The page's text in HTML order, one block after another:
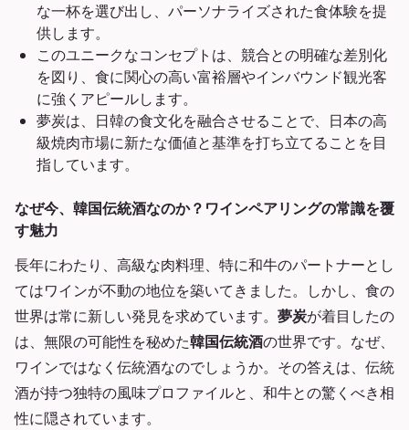
な一杯を選び出し、パーソナライズされた食体験を提
供します。
このユニークなコンセプトは、競合との明確な差別化
を図り、食に関心の高い富裕層やインバウンド観光客
に強くアピールします。
夢炭は、日韓の食文化を融合させることで、日本の高
級焼肉市場に新たな価値と基準を打ち立てることを目
指しています。
なぜ今、韓国伝統酒なのか？ワインペアリングの常識を覆
す魅力
長年にわたり、高級な肉料理、特に和牛のパートナーとし
てはワインが不動の地位を築いてきました。しかし、食の
世界は常に新しい発見を求めています。 夢炭が着目したの
は、無限の可能性を秘めた韓国伝統酒の世界です。なぜ、
ワインではなく伝統酒なのでしょうか。その答えは、伝統
酒が持つ独特の風味プロファイルと、和牛との驚くべき相
性に隠されています。